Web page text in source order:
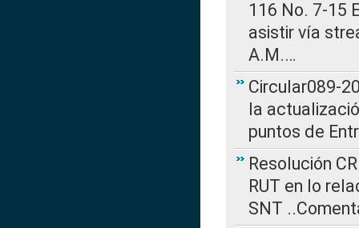
116 No. 7-15
asistir vía
A.M.…
Circular089-
la
puntos de
Resolución
RUT en lo
SNT